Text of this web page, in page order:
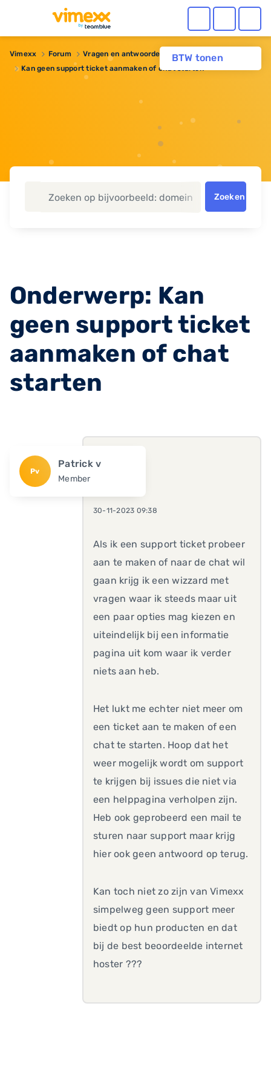
BTW tonen
Vimexx Forum
Vragen en antwoorden
Kan geen support ticket aanmaken of chat starten
Zoeken
Onderwerp: Kan
geen support ticket
aanmaken of chat
starten
Pv
Patrick v
Member
30-11-2023 09:38
Als ik een support ticket probeer
aan te maken of naar de chat wil
gaan krijg ik een wizzard met
vragen waar ik steeds maar uit
een paar opties mag kiezen en
uiteindelijk bij een informatie
pagina uit kom waar ik verder
niets aan heb.
Het lukt me echter niet meer om
een ticket aan te maken of een
chat te starten. Hoop dat het
weer mogelijk wordt om support
te krijgen bij issues die niet via
een helppagina verholpen zijn.
Heb ook geprobeerd een mail te
sturen naar support maar krijg
hier ook geen antwoord op terug.
Kan toch niet zo zijn van Vimexx
simpelweg geen support meer
biedt op hun producten en dat
bij de best beoordeelde internet
hoster ???